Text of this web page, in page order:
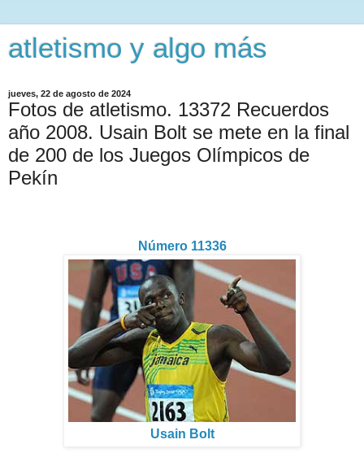
atletismo y algo más
jueves, 22 de agosto de 2024
Fotos de atletismo. 13372 Recuerdos
año 2008. Usain Bolt se mete en la final
de 200 de los Juegos Olímpicos de
Pekín
Número 11336
Usain Bolt